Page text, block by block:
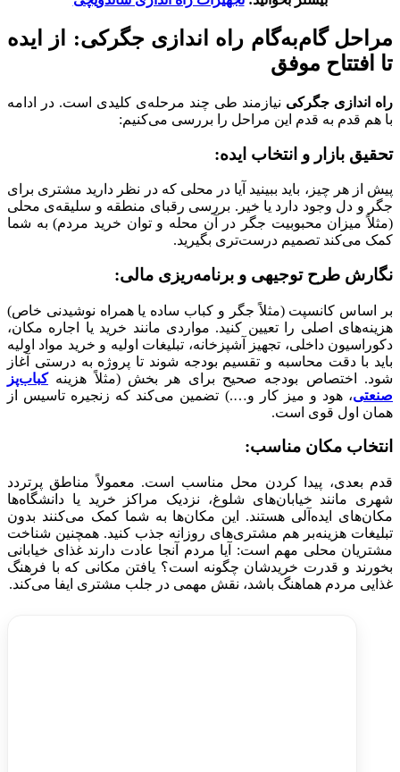
مراحل گام‌به‌گام راه اندازی جگرکی: از ایده
تا افتتاح موفق
راه اندازی جگرکی نیازمند طی چند مرحله‌ی کلیدی است. در ادامه
با هم قدم به قدم این مراحل را بررسی می‌کنیم:
تحقیق بازار و انتخاب ایده:
پیش از هر چیز، باید ببینید آیا در محلی که در نظر دارید مشتری برای
جگر و دل وجود دارد یا خیر. بررسی رقبای منطقه و سلیقه‌ی محلی
(مثلاً میزان محبوبیت جگر در آن محله و توان خرید مردم) به شما
کمک می‌کند تصمیم درست‌تری بگیرید.
نگارش طرح توجیهی و برنامه‌ریزی مالی:
بر اساس کانسپت (مثلاً جگر و کباب ساده یا همراه نوشیدنی خاص)
هزینه‌های اصلی را تعیین کنید. مواردی مانند خرید یا اجاره مکان،
دکوراسیون داخلی، تجهیز آشپزخانه، تبلیغات اولیه و خرید مواد اولیه
باید با دقت محاسبه و تقسیم بودجه شوند تا پروژه به درستی آغاز
شود. اختصاص بودجه صحیح برای هر بخش (مثلاً هزینهکباب‌پز
صنعتی، هود و میز کار و….) تضمین می‌کند که زنجیره تاسیس از
همان اول قوی است.
انتخاب مکان مناسب:
قدم بعدی، پیدا کردن محل مناسب است. معمولاً مناطق پرتردد
شهری مانند خیابان‌های شلوغ، نزدیک مراکز خرید یا دانشگاه‌ها
مکان‌های ایده‌آلی هستند. این مکان‌ها به شما کمک می‌کنند بدون
تبلیغات هزینه‌بر هم مشتری‌های روزانه جذب کنید. همچنین شناخت
مشتریان محلی مهم است: آیا مردم آنجا عادت دارند غذای خیابانی
بخورند و قدرت خریدشان چگونه است؟ یافتن مکانی که با فرهنگ
غذایی مردم هماهنگ باشد، نقش مهمی در جلب مشتری ایفا می‌کند.